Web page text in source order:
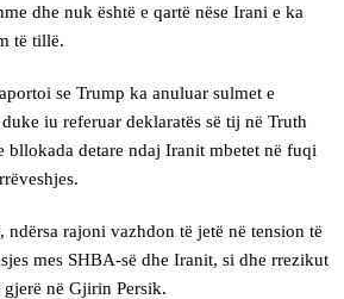
dhe nuk është e qartë nëse Irani e ka
të tillë.
se Trump ka anuluar sulmet e
iu referuar deklaratës së tij në Truth
bllokada detare ndaj Iranit mbetet në fuqi
ndërsa rajoni vazhdon të jetë në tension të
mes SHBA-së dhe Iranit, si dhe rrezikut
në Gjirin Persik.